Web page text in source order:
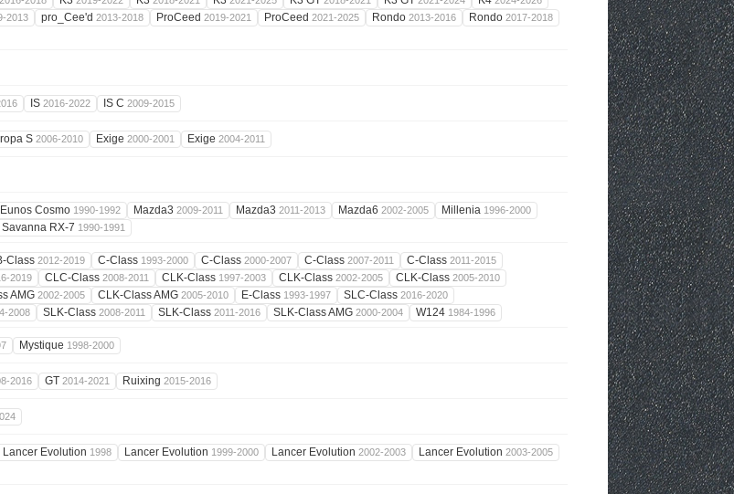
2013 pro_Cee'd 2013-2018 ProCeed 2019-2021 ProCeed 2021-2025 Rondo 2013-2016 Rondo 2017-2018
IS 2016-2022 IS C 2009-2015
S 2006-2010 Exige 2000-2001 Exige 2004-2011
Eunos Cosmo 1990-1992 Mazda3 2009-2011 Mazda3 2011-2013 Mazda6 2002-2005 Millenia 1996-2000
Savanna RX-7 1990-1991
Class 2012-2019 C-Class 1993-2000 C-Class 2000-2007 C-Class 2007-2011 C-Class 2011-2015
2019 CLC-Class 2008-2011 CLK-Class 1997-2003 CLK-Class 2002-2005 CLK-Class 2005-2010
AMG 2002-2005 CLK-Class AMG 2005-2010 E-Class 1993-1997 SLC-Class 2016-2020
2008 SLK-Class 2008-2011 SLK-Class 2011-2016 SLK-Class AMG 2000-2004 W124 1984-1996
Mystique 1998-2000
2016 GT 2014-2021 Ruixing 2015-2016
Lancer Evolution 1998 Lancer Evolution 1999-2000 Lancer Evolution 2002-2003 Lancer Evolution 2003-2005